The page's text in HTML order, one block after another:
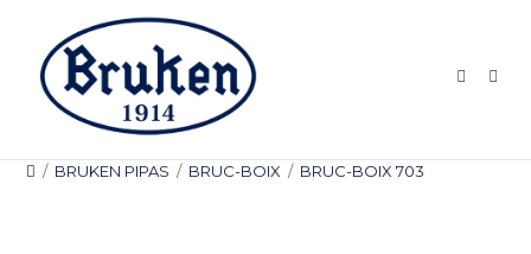
contenido
/ BRUKEN PIPAS / BRUC-BOIX / BRUC-BOIX 703